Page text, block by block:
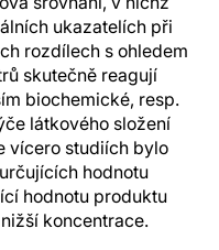
ukazatelích při
rozdílech s ohledem
skutečně reagují
biochemické, resp.
látkového složení
vícero studiích bylo
hodnotu
hodnotu produktu
koncentrace.